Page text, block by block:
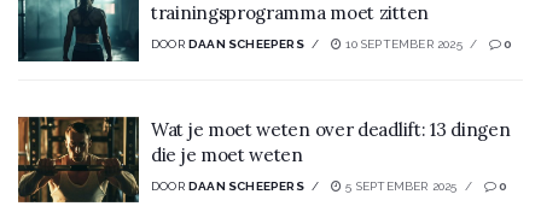
trainingsprogramma moet zitten
DOOR DAAN SCHEEPERS 10 SEPTEMBER 2025 0
Wat je moet weten over deadlift: 13 dingen
die je moet weten
DOOR DAAN SCHEEPERS 5 SEPTEMBER 2025 0